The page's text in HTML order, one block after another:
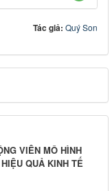
Tác giả: Quý Son
VIÊN MÔ HÌNH
QUẢ KINH TẾ